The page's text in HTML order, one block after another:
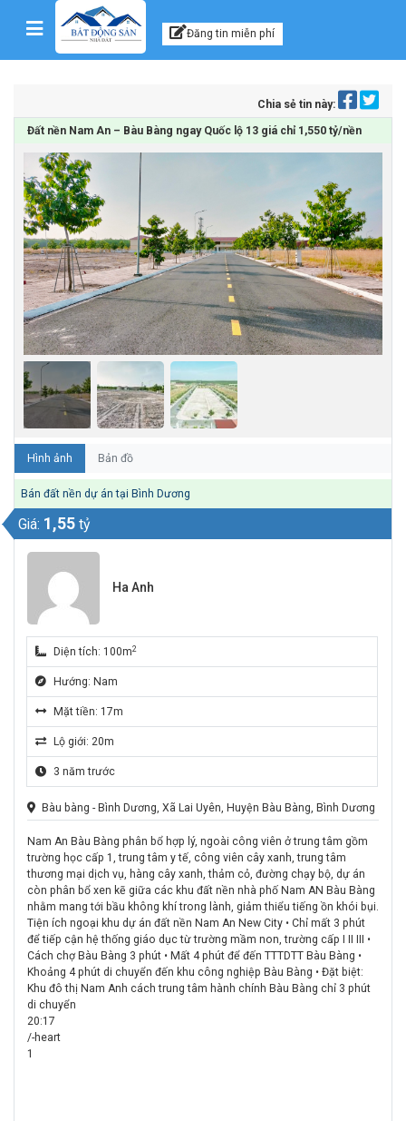
Skip to content Kênh thông tin, tư vấn
Đăng tin miễn phí
Chia sẻ tin này:
Đất nền Nam An – Bàu Bàng ngay Quốc lộ 13 giá chỉ 1,550 tỷ/nền
Hình ảnh Bản đồ
Bán đất nền dự án tại Bình Dương
Giá: 1,55 tỷ
Ha Anh
Diện tích: 100m2
Hướng: Nam
Mặt tiền: 17m
Lộ giới: 20m
3 năm trước
Bàu bàng - Bình Dương, Xã Lai Uyên, Huyện Bàu Bàng, Bình Dương
Nam An Bàu Bàng phân bổ hợp lý, ngoài công viên ở trung tâm gồm
trường học cấp 1, trung tâm y tế, công viên cây xanh, trung tâm
thương mại dịch vụ, hàng cây xanh, thảm cỏ, đường chạy bộ, dự án
còn phân bổ xen kẽ giữa các khu đất nền nhà phố Nam AN Bàu Bàng
nhằm mang tới bầu không khí trong lành, giảm thiểu tiếng ồn khói bụi.
Tiện ích ngoại khu dự án đất nền Nam An New City • Chỉ mất 3 phút
để tiếp cận hệ thống giáo dục từ trường mầm non, trường cấp I II III •
Cách chợ Bàu Bàng 3 phút • Mất 4 phút để đến TTTDTT Bàu Bàng •
Khoảng 4 phút di chuyển đến khu công nghiệp Bàu Bàng • Đặt biệt:
Khu đô thị Nam Anh cách trung tâm hành chính Bàu Bàng chỉ 3 phút
di chuyển
20:17
/-heart
1